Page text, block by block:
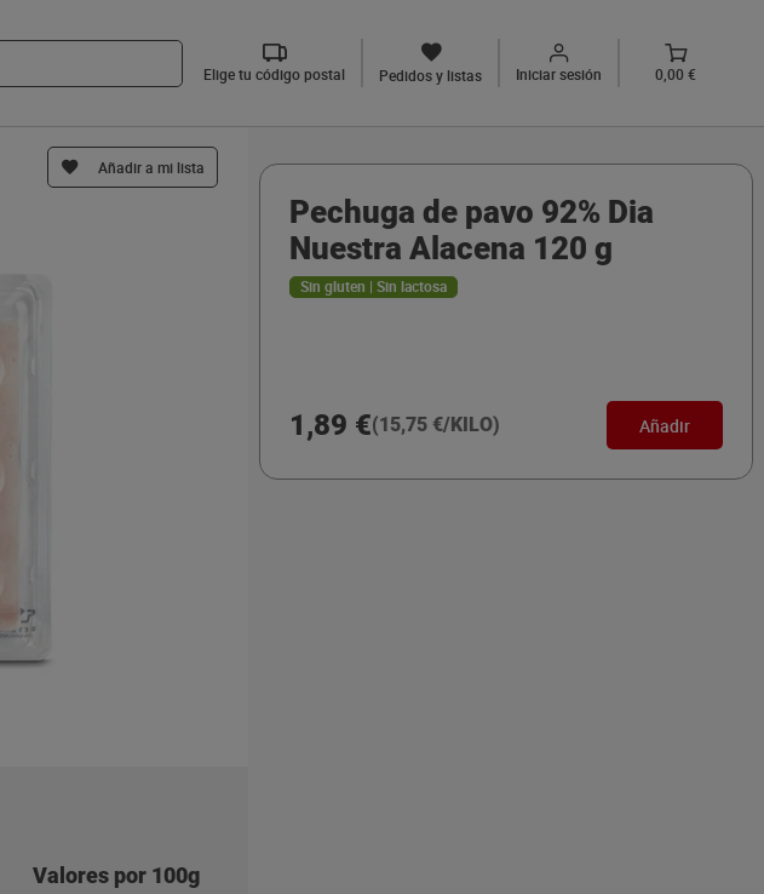
Elige tu código postal Pedidos y listas Iniciar sesión 0,00 €
Añadir a mi lista
Valores por 100g
Pechuga de pavo 92% Dia
Nuestra Alacena 120 g
Sin gluten | Sin lactosa
1,89 €(15,75 €/KILO) Añadir